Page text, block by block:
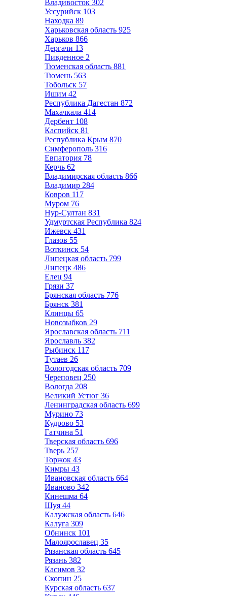
Владивосток 302
Уссурийск 103
Находка 89
Харьковская область 925
Харьков 866
Дергачи 13
Пивденное 2
Тюменская область 881
Тюмень 563
Тобольск 57
Ишим 42
Республика Дагестан 872
Махачкала 414
Дербент 108
Каспийск 81
Республика Крым 870
Симферополь 316
Евпатория 78
Керчь 62
Владимирская область 866
Владимир 284
Ковров 117
Муром 76
Нур-Султан 831
Удмуртская Республика 824
Ижевск 431
Глазов 55
Воткинск 54
Липецкая область 799
Липецк 486
Елец 94
Грязи 37
Брянская область 776
Брянск 381
Клинцы 65
Новозыбков 29
Ярославская область 711
Ярославль 382
Рыбинск 117
Тутаев 26
Вологодская область 709
Череповец 250
Вологда 208
Великий Устюг 36
Ленинградская область 699
Мурино 73
Кудрово 53
Гатчина 51
Тверская область 696
Тверь 257
Торжок 43
Кимры 43
Ивановская область 664
Иваново 342
Кинешма 64
Шуя 44
Калужская область 646
Калуга 309
Обнинск 101
Малоярославец 35
Рязанская область 645
Рязань 382
Касимов 32
Скопин 25
Курская область 637